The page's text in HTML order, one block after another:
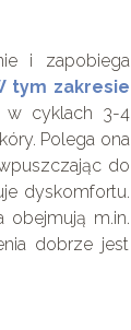
i zapobiega
tym zakresie
w cyklach 3-4
Polega ona
do
dyskomfortu.
obejmują m.in.
dobrze jest